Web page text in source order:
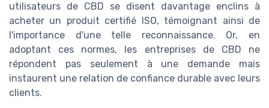
utilisateurs de CBD se disent davantage enclins à
acheter un produit certifié ISO, témoignant ainsi de
l'importance d'une telle reconnaissance. Or, en
adoptant ces normes, les entreprises de CBD ne
répondent pas seulement à une demande mais
instaurent une relation de confiance durable avec leurs
clients.